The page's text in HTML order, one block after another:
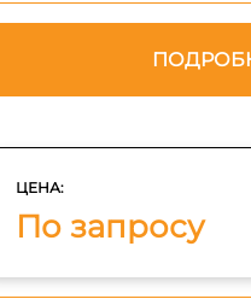
ЦЕНА:
По запросу